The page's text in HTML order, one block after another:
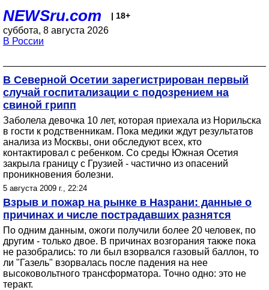
NEWSru.com | 18+
суббота, 8 августа 2026
В России
В Северной Осетии зарегистрирован первый
случай госпитализации с подозрением на
свиной грипп
Заболела девочка 10 лет, которая приехала из Норильска
в гости к родственникам. Пока медики ждут результатов
анализа из Москвы, они обследуют всех, кто
контактировал с ребенком. Со среды Южная Осетия
закрыла границу с Грузией - частично из опасений
проникновения болезни.
5 августа 2009 г., 22:24
Взрыв и пожар на рынке в Назрани: данные о
причинах и числе пострадавших разнятся
По одним данным, ожоги получили более 20 человек, по
другим - только двое. В причинах возгорания также пока
не разобрались: то ли был взорвался газовый баллон, то
ли "Газель" взорвалась после падения на нее
высоковольтного трансформатора. Точно одно: это не
теракт.